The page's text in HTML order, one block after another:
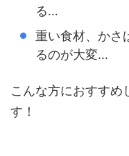
る…
重い食材、かさ
るのが大変…
こんな方におすすめ
す！